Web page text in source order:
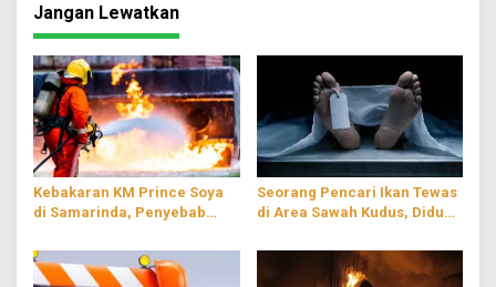
Jangan Lewatkan
Kebakaran KM Prince Soya
di Samarinda, Penyebab
Seorang Pencari Ikan Tewas
di Area Sawah Kudus, Diduga